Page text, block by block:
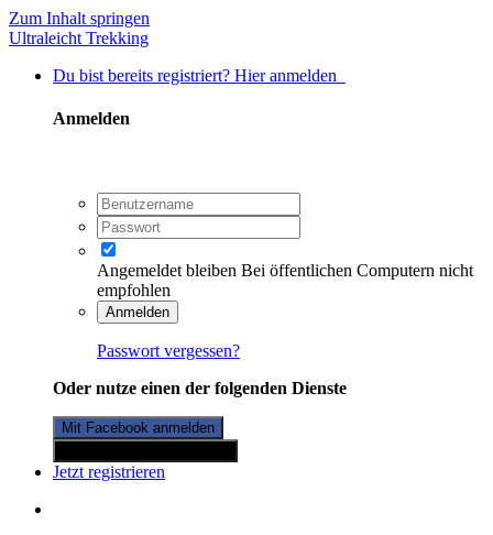
Zum Inhalt springen
Ultraleicht Trekking
Du bist bereits registriert? Hier anmelden
Anmelden
Angemeldet bleiben Bei öffentlichen Computern nicht
empfohlen
Anmelden
Passwort vergessen?
Oder nutze einen der folgenden Dienste
Mit Facebook anmelden
Jetzt registrieren